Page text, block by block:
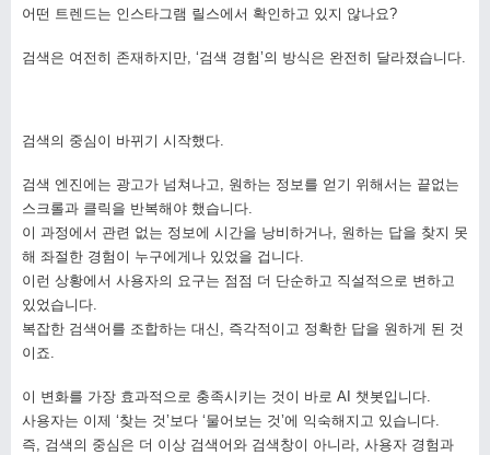
어떤 트렌드는 인스타그램 릴스에서 확인하고 있지 않나요?
검색은 여전히 존재하지만, ‘검색 경험’의 방식은 완전히 달라졌습니다.
검색의 중심이 바뀌기 시작했다.
검색 엔진에는 광고가 넘쳐나고, 원하는 정보를 얻기 위해서는 끝없는
스크롤과 클릭을 반복해야 했습니다.
이 과정에서 관련 없는 정보에 시간을 낭비하거나, 원하는 답을 찾지 못
해 좌절한 경험이 누구에게나 있었을 겁니다.
이런 상황에서 사용자의 요구는 점점 더 단순하고 직설적으로 변하고
있었습니다.
복잡한 검색어를 조합하는 대신, 즉각적이고 정확한 답을 원하게 된 것
이죠.
이 변화를 가장 효과적으로 충족시키는 것이 바로 AI 챗봇입니다.
사용자는 이제 ‘찾는 것’보다 ‘물어보는 것’에 익숙해지고 있습니다.
즉, 검색의 중심은 더 이상 검색어와 검색창이 아니라, 사용자 경험과